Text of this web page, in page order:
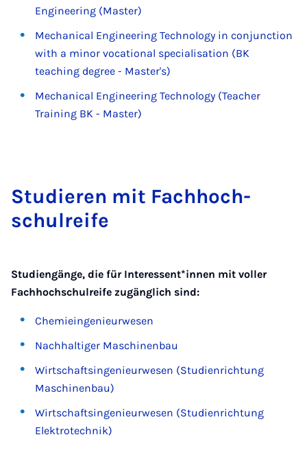
Engineering (Master)
Mechanical Engineering Technology in conjunction
with a minor vocational specialisation (BK
teaching degree - Master's)
Mechanical Engineering Technology (Teacher
Training BK - Master)
Stud­ier­en mit Fach­hoch­
schulre­ife
Studiengänge, die für Interessent*innen mit voller
Fachhochschulreife zugänglich sind:
Chemieingenieurwesen
Nachhaltiger Maschinenbau
Wirtschaftsingenieurwesen (Studienrichtung
Maschinenbau)
Wirtschaftsingenieurwesen (Studienrichtung
Elektrotechnik)